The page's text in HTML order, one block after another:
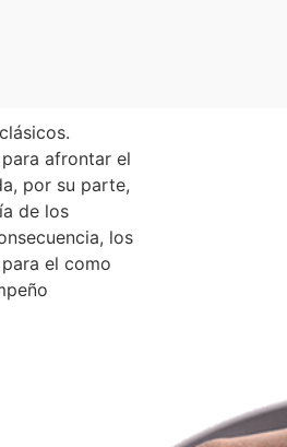
afrontar el
por su parte,
de los
los
el como